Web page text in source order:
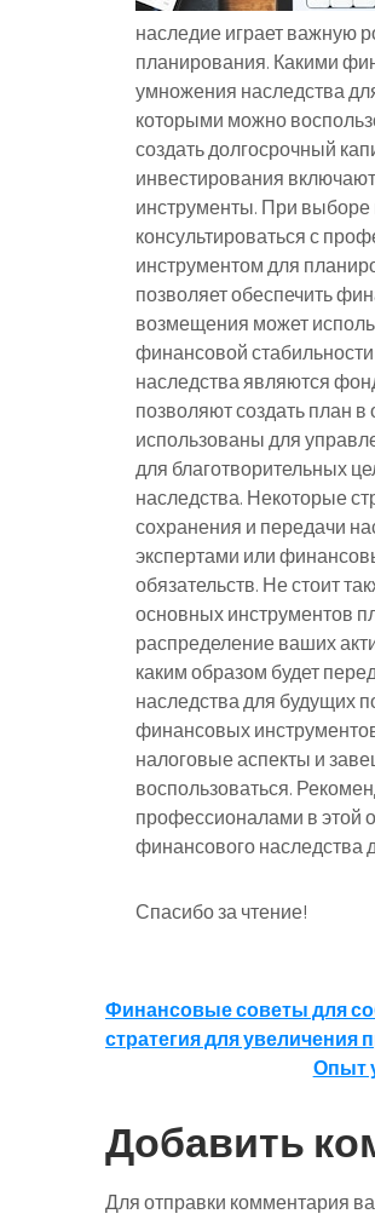
наследие играет важную
планирования. Какими
умножения наследства
которыми можно
создать долгосрочный
инвестирования
инструменты. При выборе
консультироваться с
инструментом для
позволяет обеспечить
возмещения может
финансовой
наследства являются
позволяют создать план
использованы для
для благотворительных
наследства. Некоторые
сохранения и передачи
экспертами или
обязательств. Не стоит
основных инструментов
распределение ваших
каким образом будет
наследства для будущих
финансовых
налоговые аспекты и
воспользоваться.
профессионалами в этой
финансового наследства
Спасибо за чтение!
Навигация
по
Финансовые советы для
стратегия для увеличения
Опыт
Добавить
Для отправки комментария